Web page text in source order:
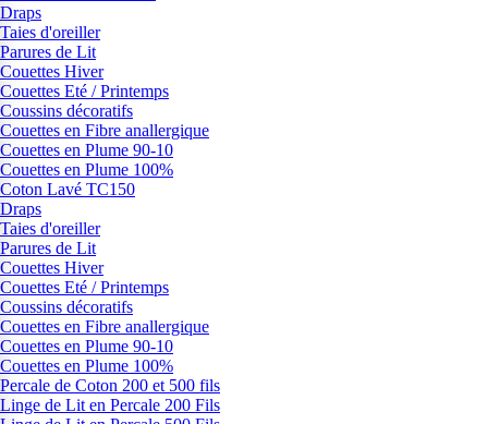
Draps
Taies d'oreiller
Parures de Lit
Couettes Hiver
Couettes Eté / Printemps
Coussins décoratifs
Couettes en Fibre anallergique
Couettes en Plume 90-10
Couettes en Plume 100%
Coton Lavé TC150
Draps
Taies d'oreiller
Parures de Lit
Couettes Hiver
Couettes Eté / Printemps
Coussins décoratifs
Couettes en Fibre anallergique
Couettes en Plume 90-10
Couettes en Plume 100%
Percale de Coton 200 et 500 fils
Linge de Lit en Percale 200 Fils